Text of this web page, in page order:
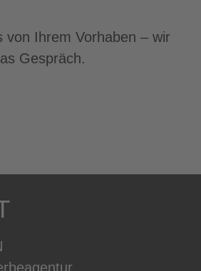
von Ihrem Vorhaben – wir
Gespräch.